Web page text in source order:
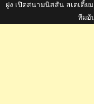
ฝูง เปิดสนามนิสสัน สเตเดี้ย
ทีมอั